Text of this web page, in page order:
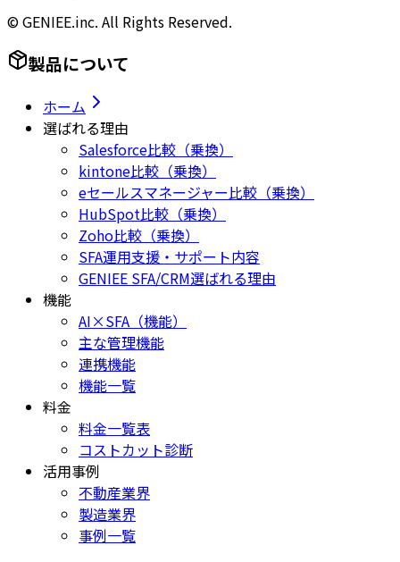
© GENIEE.inc. All Rights Reserved.
製品について
ホーム
選ばれる理由
Salesforce比較（乗換）
kintone比較（乗換）
eセールスマネージャー比較（乗換）
HubSpot比較（乗換）
Zoho比較（乗換）
SFA運用支援・サポート内容
GENIEE SFA/CRM選ばれる理由
機能
AI×SFA（機能）
主な管理機能
連携機能
機能一覧
料金
料金一覧表
コストカット診断
活用事例
不動産業界
製造業界
事例一覧